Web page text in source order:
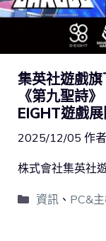
集英社遊戲旗
《第九聖詩
EIGHT遊戲
2025/12/05 作
株式會社集英社
資訊、 PC&